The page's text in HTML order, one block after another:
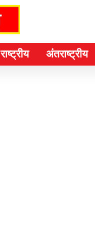
राष्ट्रीय अंतराष्ट्रीय